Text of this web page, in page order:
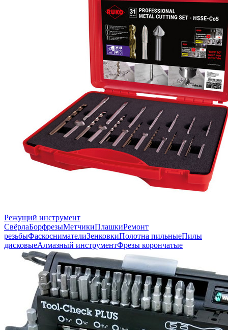
Режущий инструмент
СвёрлаБорфрезыМетчикиПлашкиРемонт
резьбыФаскоснимателиЗенковкиПолотна пильныеПилы
дисковыеАлмазный инструментФрезы корончатые